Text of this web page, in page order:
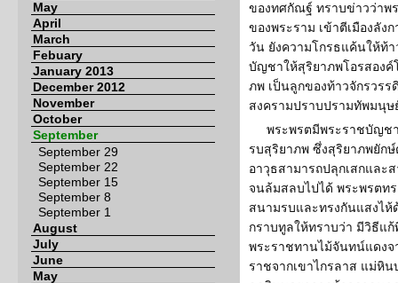
May
April
March
Febuary
January 2013
December 2012
November
October
September
September 29
September 22
September 15
September 8
September 1
August
July
June
May
ของทศกัณฐ์ ทราบข่าวว่าพ
ของพระราม เข้าตีเมืองลัง
วัน ยังความโกรธแค้นให้ท้
บัญชาให้สุริยาภพโอรสองค์
ภพ เป็นลูกของท้าวจักรวร
สงครามปราบปรามทัพมนุษ
พระพรตมีพระราชบัญช
รบสุริยาภพ ซึ่งสุริยาภพยัก
อาวุธสามารถปลุกเสกและ
จนล้มสลบไปได้ พระพรตท
สนามรบและทรงกันแสงไห้
กราบทูลให้ทราบว่า มีวิธีแ
พระราชทานไม้จันทน์แดง
ราชจากเขาไกรลาส แม่หิ